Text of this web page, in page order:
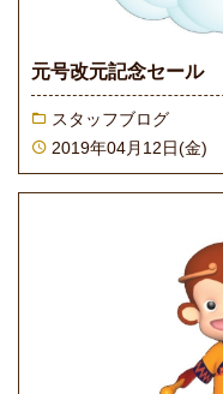
元号改元記念セール
スタッフブログ
2019年04月12日(金)